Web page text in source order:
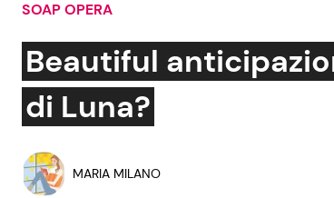
Social News
News dal mondo
SOAP OPERA
Beautiful
di Luna?
MARIA MILANO